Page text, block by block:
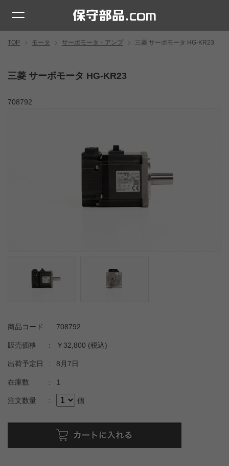
TOP モータ サーボモータ・アンプ 三菱 サーボモータ HG-KR23
三菱 サーボモータ HG-KR23
708792
商品コード : 708792
販売価格 : ￥32,800 (税込)
出荷予定日 : 8月7日
在庫数 : 1
注文数量 : 個